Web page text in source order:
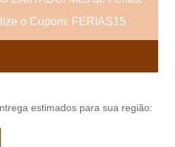
o Cupom: FERIAS15
estimados para sua região: